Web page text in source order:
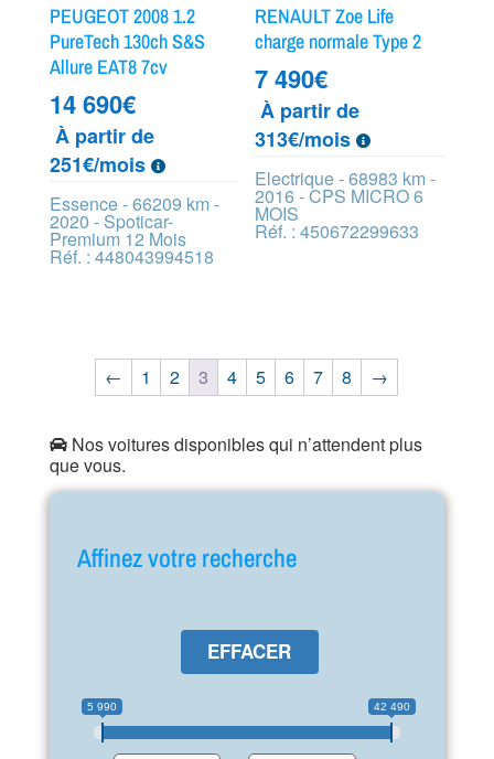
PEUGEOT 2008 1.2
PureTech 130ch S&S
Allure EAT8 7cv
14 690€
À partir de
251€/mois
Essence - 66209 km -
2020 - Spoticar-
Premium 12 Mois
Réf. : 448043994518
RENAULT Zoe Life
charge normale Type 2
7 490€
À partir de
313€/mois
Electrique - 68983 km -
2016 - CPS MICRO 6
MOIS
Réf. : 450672299633
← 1 2 3 4 5 6 7 8 →
Nos voitures disponibles qui n’attendent plus
que vous.
Affinez votre recherche
EFFACER
5 990 42 490